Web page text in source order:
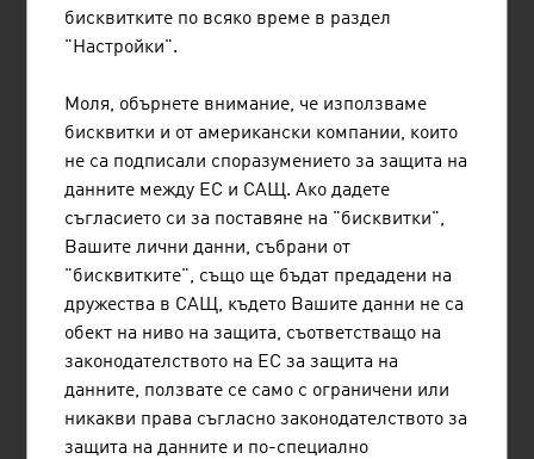
машиностроителната промишленост в Австрия
според нетния оборот в милиони евро за 2024 г.
Andritz AG
2.359,84
Engel Ludwig GmbH & Co KG 1.500,00
4. Innio Jenbacher GmbH & Co OG 1.172,20
TGW Logistics Group GmbH 1.070,00
Doppelmayr Holding SE
бисквитките по всяко време в раздел
"Настройки".
Моля, обърнете внимание, че използваме
бисквитки и от американски компании, които
не са подписали споразумението за защита на
данните между ЕС и САЩ. Ако дадете
съгласието си за поставяне на "бисквитки",
Вашите лични данни, събрани от
"бисквитките", също ще бъдат предадени на
дружества в САЩ, където Вашите данни не са
обект на ниво на защита, съответстващо на
законодателството на ЕС за защита на
данните, ползвате се само с ограничени или
никакви права съгласно законодателството за
защита на данните и по-специално